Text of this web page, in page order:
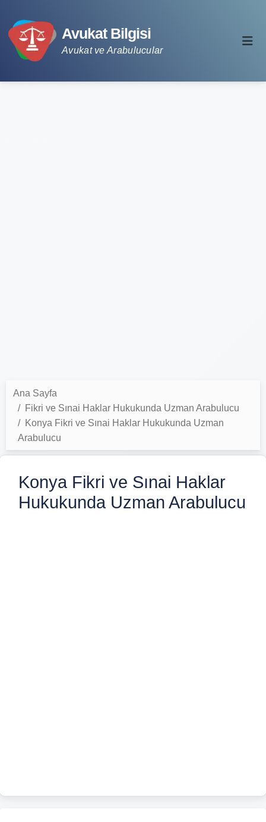
Avukat Bilgisi
Avukat ve Arabulucular
Ana Sayfa
Fikri ve Sınai Haklar Hukukunda Uzman Arabulucu
Konya Fikri ve Sınai Haklar Hukukunda Uzman
Arabulucu
Konya Fikri ve Sınai Haklar
Hukukunda Uzman Arabulucu